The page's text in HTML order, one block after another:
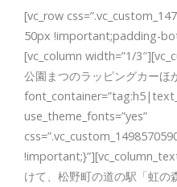
[vc_row
50px !important;padding-
[vc_column width=”1/
公園まつのラッピングカーほ
use_theme_fonts=”yes”
けて、松野町の道の駅「虹の